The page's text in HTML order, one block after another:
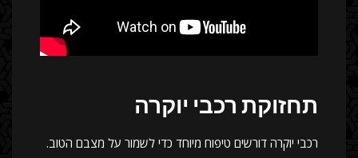
תחזוקת רכבי יוקרה
רכבי יוקרה דורשים טיפוח מיוחד כדי לשמור על מצבם הטוב.